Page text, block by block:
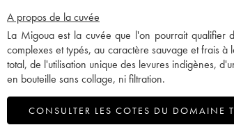
A propos de la cuvée
La Migoua est la cuvée que l'on pourrait qualifier
complexes et typés, au caractère sauvage et frais
total, de l'utilisation unique des levures indigènes,
en bouteille sans collage, ni filtration.
CONSULTER LES COTES DU DOMAINE